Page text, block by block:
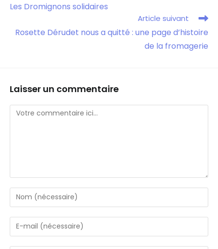
Les Dromignons solidaires
Article suivant
Rosette Dérudet nous a quitté : une page d’histoire
de la fromagerie
Laisser un commentaire